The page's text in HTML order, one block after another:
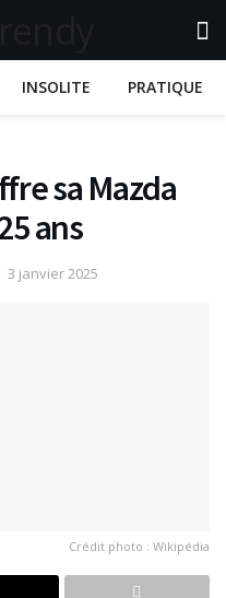
INSOLITE PRATIQUE
sa Mazda
ans
3 janvier 2025
Crédit photo : Wikipédia